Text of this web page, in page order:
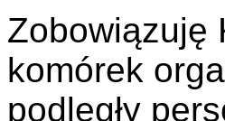
Zobowiązuję
komórek
podległy